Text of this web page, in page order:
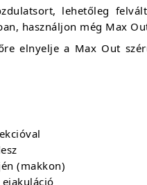
lehetőleg
használjon még Max
elnyelje a Max Out
(makkon)